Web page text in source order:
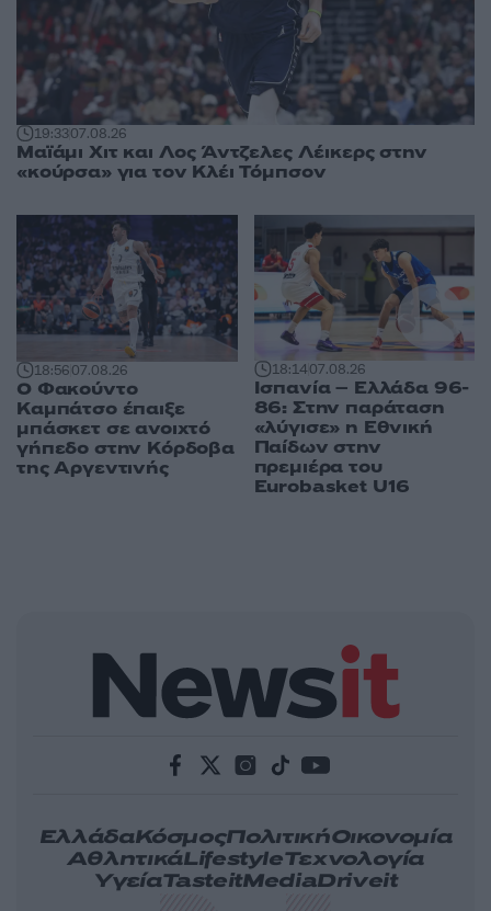
19:3307.08.26
Μαϊάμι Χιτ και Λος Άντζελες Λέικερς στην
«κούρσα» για τον Κλέι Τόμπσον
18:5607.08.26
Ο Φακούντο
Καμπάτσο έπαιξε
μπάσκετ σε ανοιχτό
γήπεδο στην Κόρδοβα
της Αργεντινής
18:1407.08.26
Ισπανία – Ελλάδα 96-
86: Στην παράταση
«λύγισε» η Εθνική
Παίδων στην
πρεμιέρα του
Eurobasket U16
ΕλλάδαΚόσμοςΠολιτικήΟικονομία
ΑθλητικάLifestyleΤεχνολογία
ΥγείαTasteitMediaDriveit